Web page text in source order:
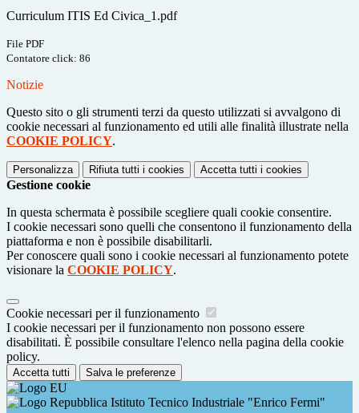
Curriculum ITIS Ed Civica_1.pdf
File PDF
Contatore click: 86
Notizie
Questo sito o gli strumenti terzi da questo utilizzati si avvalgono di
cookie necessari al funzionamento ed utili alle finalità illustrate nella
COOKIE POLICY.
Personalizza Rifiuta tutti i cookies Accetta tutti i cookies
Gestione cookie
In questa schermata è possibile scegliere quali cookie consentire.
I cookie necessari sono quelli che consentono il funzionamento della
piattaforma e non è possibile disabilitarli.
Per conoscere quali sono i cookie necessari al funzionamento potete
visionare la COOKIE POLICY.
Cookie necessari per il funzionamento
I cookie necessari per il funzionamento non possono essere
disabilitati. È possibile consultare l'elenco nella pagina della cookie
policy.
Accetta tutti Salva le preferenze
Istituto Tecnico Industriale "Enrico Fermi"